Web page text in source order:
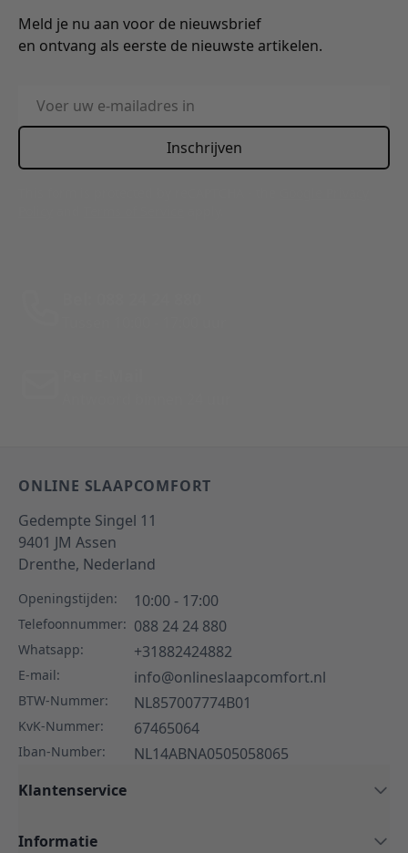
Meld je nu aan voor de nieuwsbrief
en ontvang als eerste de nieuwste artikelen.
E-mailadres
Inschrijven
ONLINE SLAAPCOMFORT
Gedempte Singel 11
9401 JM Assen
Drenthe, Nederland
Openingstijden: 10:00 - 17:00
Telefoonnummer: 088 24 24 880
Whatsapp: +31882424882
E-mail: info@onlineslaapcomfort.nl
BTW-Nummer: NL857007774B01
KvK-Nummer: 67465064
Iban-Number:
NL14ABNA0505058065
Klantenservice
Informatie